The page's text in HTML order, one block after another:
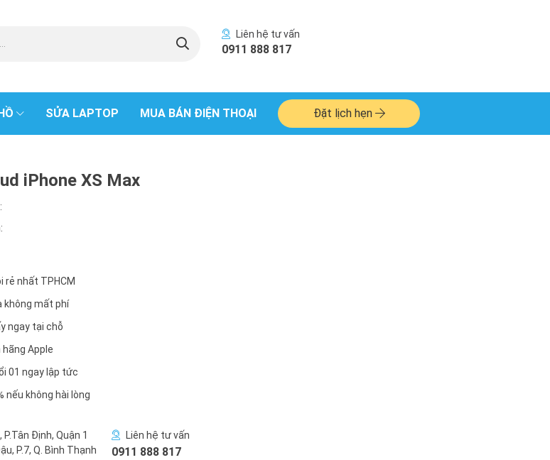
Liên hệ tư vấn
0911 888 817
SỬA LAPTOP MUA BÁN ĐIỆN THOẠI Đặt lịch hẹn
iPhone XS Max
rẻ nhất TPHCM
không mất phí
ngay tại chỗ
hãng Apple
01 ngay lập tức
nếu không hài lòng
Định, Quận 1
P.7, Q. Bình Thạnh
Liên hệ tư vấn
0911 888 817